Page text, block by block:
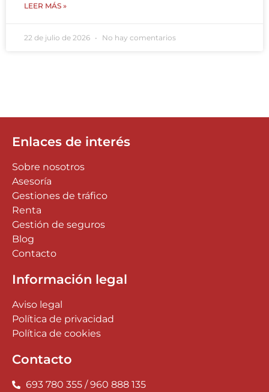
LEER MÁS »
22 de julio de 2026 No hay comentarios
Enlaces de interés
Sobre nosotros
Asesoría
Gestiones de tráfico
Renta
Gestión de seguros
Blog
Contacto
Información legal
Aviso legal
Política de privacidad
Política de cookies
Contacto
693 780 355 / 960 888 135